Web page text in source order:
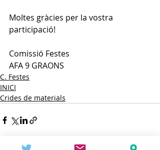
Moltes gràcies per la vostra
participació!
Comissió Festes
AFA 9 GRAONS
C. Festes
INICI
Crides de materials